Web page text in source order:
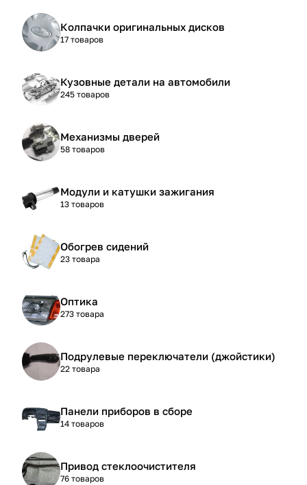
Колпачки оригинальных дисков
17 товаров
Кузовные детали на автомобили
245 товаров
Механизмы дверей
58 товаров
Модули и катушки зажигания
13 товаров
Обогрев сидений
23 товара
Оптика
273 товара
Подрулевые переключатели (джойстики)
22 товара
Панели приборов в сборе
14 товаров
Привод стеклоочистителя
76 товаров